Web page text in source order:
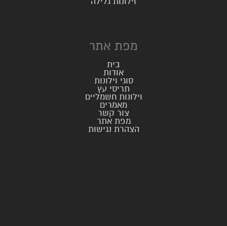
מפת אתר
בית
אודות
סוגי וילונות
תריסי עץ
וילונות חשמליים
מאמרים
צור קשר
מפת אתר
הצהרת נגישות